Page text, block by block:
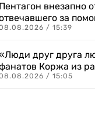
Пентагон внезапно
за
/ 15:39
друг друга
Коржа из
/ 15:05